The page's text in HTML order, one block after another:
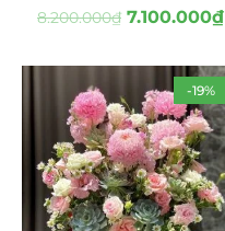
8.200.000₫ 7.100.000₫
-19%